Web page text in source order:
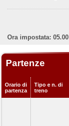
Ora impostata: 05.00
Partenze
Orario di
partenza
Tipo e n. di
treno